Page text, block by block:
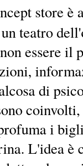
store è
teatro
essere
di
coinvolti,
i
L'idea è